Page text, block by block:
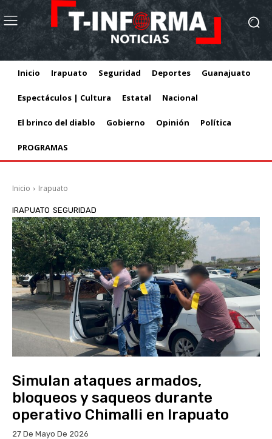
Inicio Irapuato Seguridad Deportes Guanajuato
Espectáculos | Cultura Estatal Nacional
El brinco del diablo Gobierno Opinión Política
PROGRAMAS
Inicio Irapuato
IRAPUATO SEGURIDAD
Simulan ataques armados,
bloqueos y saqueos durante
operativo Chimalli en Irapuato
27 De Mayo De 2026